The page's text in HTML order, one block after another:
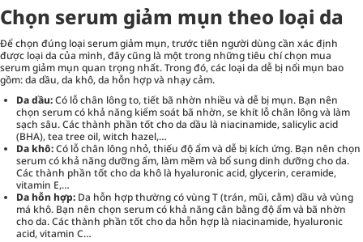
Chọn serum giảm mụn theo loại da
Để chọn đúng loại serum giảm mụn, trước tiên người dùng cần xác định
được loại da của mình, đây cũng là một trong những tiêu chí chọn mua
serum giảm mụn quan trọng nhất. Trong đó, các loại da dễ bị nổi mụn bao
gồm: da dầu, da khô, da hỗn hợp và nhạy cảm.
Da dầu:Có lỗ chân lông to, tiết bã nhờn nhiều và dễ bị mụn. Bạn nên
chọn serum có khả năng kiểm soát bã nhờn, se khít lỗ chân lông và làm
sạch sâu. Các thành phần tốt cho da dầu là niacinamide, salicylic acid
(BHA), tea tree oil, witch hazel,…
Da khô:Có lỗ chân lông nhỏ, thiếu độ ẩm và dễ bị kích ứng. Bạn nên chọn
serum có khả năng dưỡng ẩm, làm mềm và bổ sung dinh dưỡng cho da.
Các thành phần tốt cho da khô là hyaluronic acid, glycerin, ceramide,
vitamin E,…
Da hỗn hợp: Da hỗn hợp thường có vùng T (trán, mũi, cằm) dầu và vùng
má khô. Bạn nên chọn serum có khả năng cân bằng độ ẩm và bã nhờn
cho da. Các thành phần tốt cho da hỗn hợp là niacinamide, hyaluronic
acid, vitamin C…